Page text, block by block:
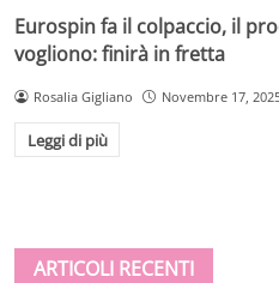
Eurospin fa il colpaccio, il
vogliono: finirà in fretta
Rosalia Gigliano Novembre 17,
Leggi di più
ARTICOLI RECENTI